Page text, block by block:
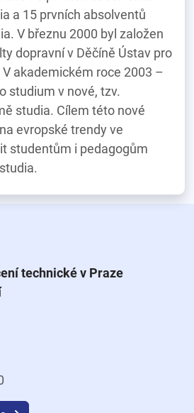
a 15 prvních absolventů
V březnu 2000 byl založen
dopravní v Děčíně Ústav pro
akademickém roce 2003 –
studium v nové, tzv.
studia. Cílem této nové
evropské trendy ve
studentům i pedagogům
technické v Praze